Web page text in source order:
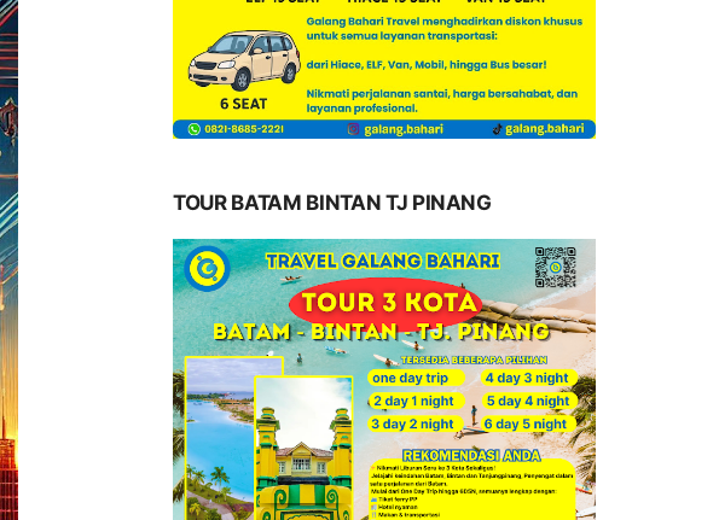
TOUR BATAM BINTAN TJ PINANG